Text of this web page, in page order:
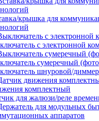
крышка для
с электронной
сумеречный
шнуровой/диммер
комплектный
для жалюзи/реле